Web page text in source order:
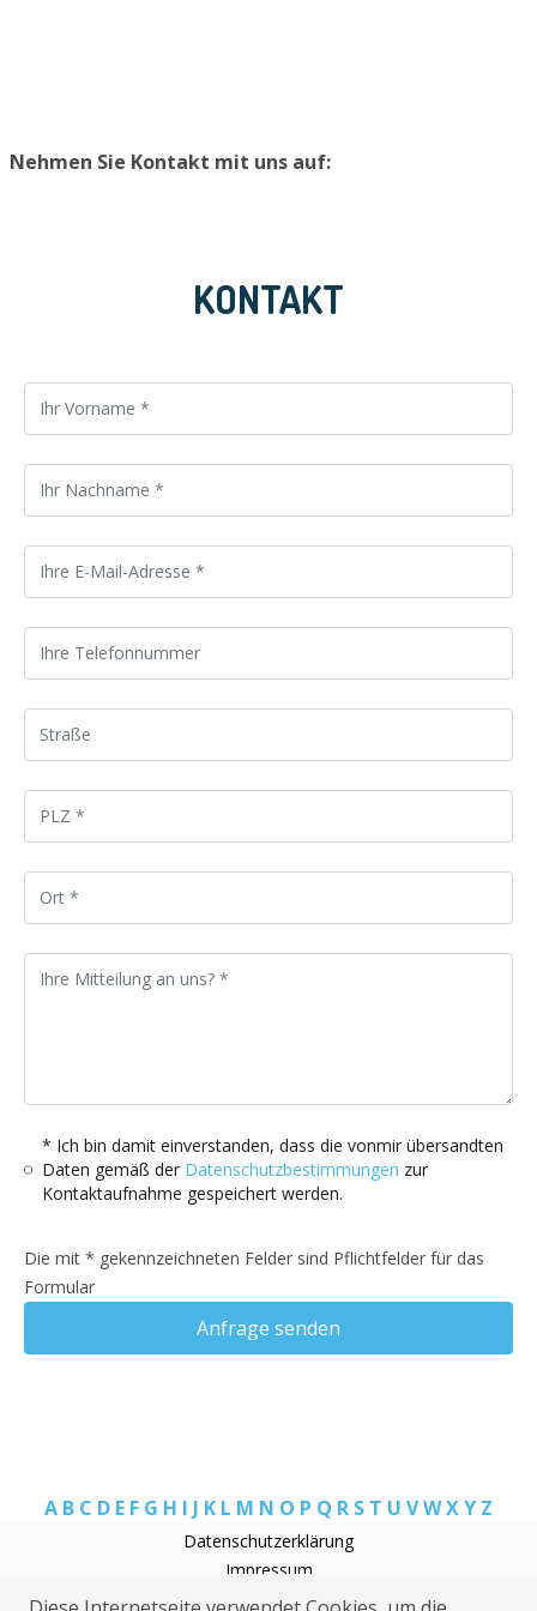
Nehmen Sie Kontakt mit uns auf:
KONTAKT
* Ich bin damit einverstanden, dass die vonmir übersandten
Daten gemäß der Datenschutzbestimmungen zur
Kontaktaufnahme gespeichert werden.
Die mit * gekennzeichneten Felder sind Pflichtfelder für das
Formular
Anfrage senden
A B C D E F G H I J K L M N O P Q R S T U VWXY Z
Datenschutzerklärung
Impressum
Rohrreinigung Diethardt